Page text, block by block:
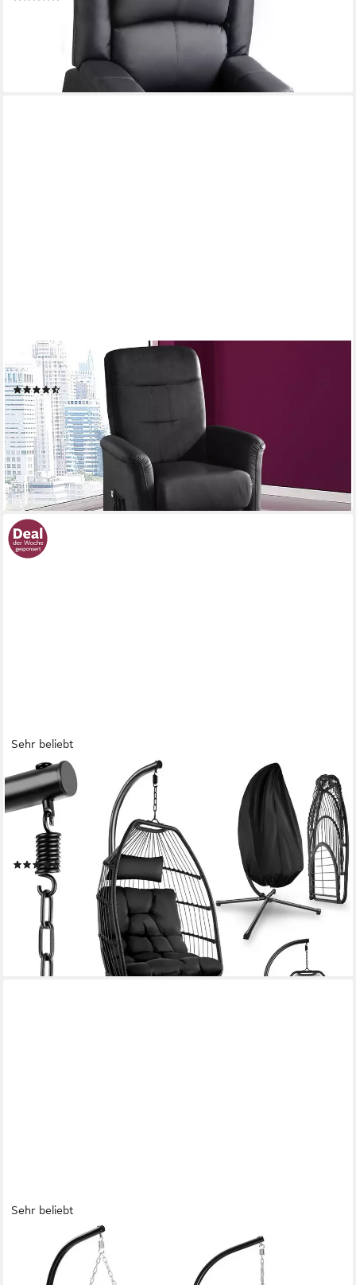
lieferbar - in 3-4 Werktagen bei dir
SIT&MORE
TV-Sessel Charlie (Set), wahlweise mit Motor und Aufstehhilfe
(96)
ab 999,99 € UVP 1.659,00 €
-40%
lieferbar in 5 Wochen
Sehr beliebt
TECTAKE
Hängesessel Schwebesessel mit extra dickem Sitz- und
Kopfkissen, bis 160 kg (Hängestuhl Ariane mit Gestell für Indoor
und Outdoor, in Schwarz), Inkl. Schutzhülle und für Indoor sowie
Outdoor geeignet
99,99 €
nur bis Dienstag
lieferbar - in 2-3 Werktagen bei dir
Sehr beliebt
Hängesessel (1-St), mit Kissen und Kopfstütze, bis 150kg
belastbar